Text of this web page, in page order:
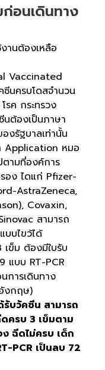
อนเดินทาง
านต้องเหลือ
Vaccinated
นครบโดสจำนวน
รค กระทรวง
นต้องเป็นภาษา
งรัฐบาลเท่านั้น
Application หมอ
ตามที่องค์การ
อง ไดแก่ Pfizer-
AstraZeneca,
Covaxin,
สามารถ
บบไขว้ได้
เข็ม ต้องมีใบรับ
แบบ RT-PCR
การเดินทาง
งกฤษ)
รับวัคซีน สามารถ
ครบ 3 เข็มตาม
ฉีดไม่ครบ เด็ก
PCR เป็นลบ 72